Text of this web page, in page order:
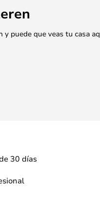
puede que veas tu casa
30 días